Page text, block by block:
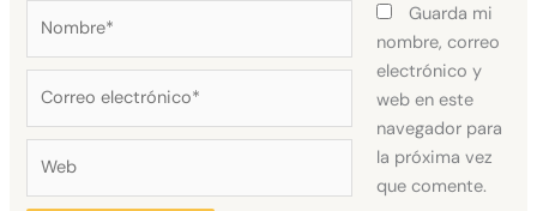
electrónico*
Guarda mi
nombre, correo
electrónico y
web en este
navegador para
la próxima vez
que comente.